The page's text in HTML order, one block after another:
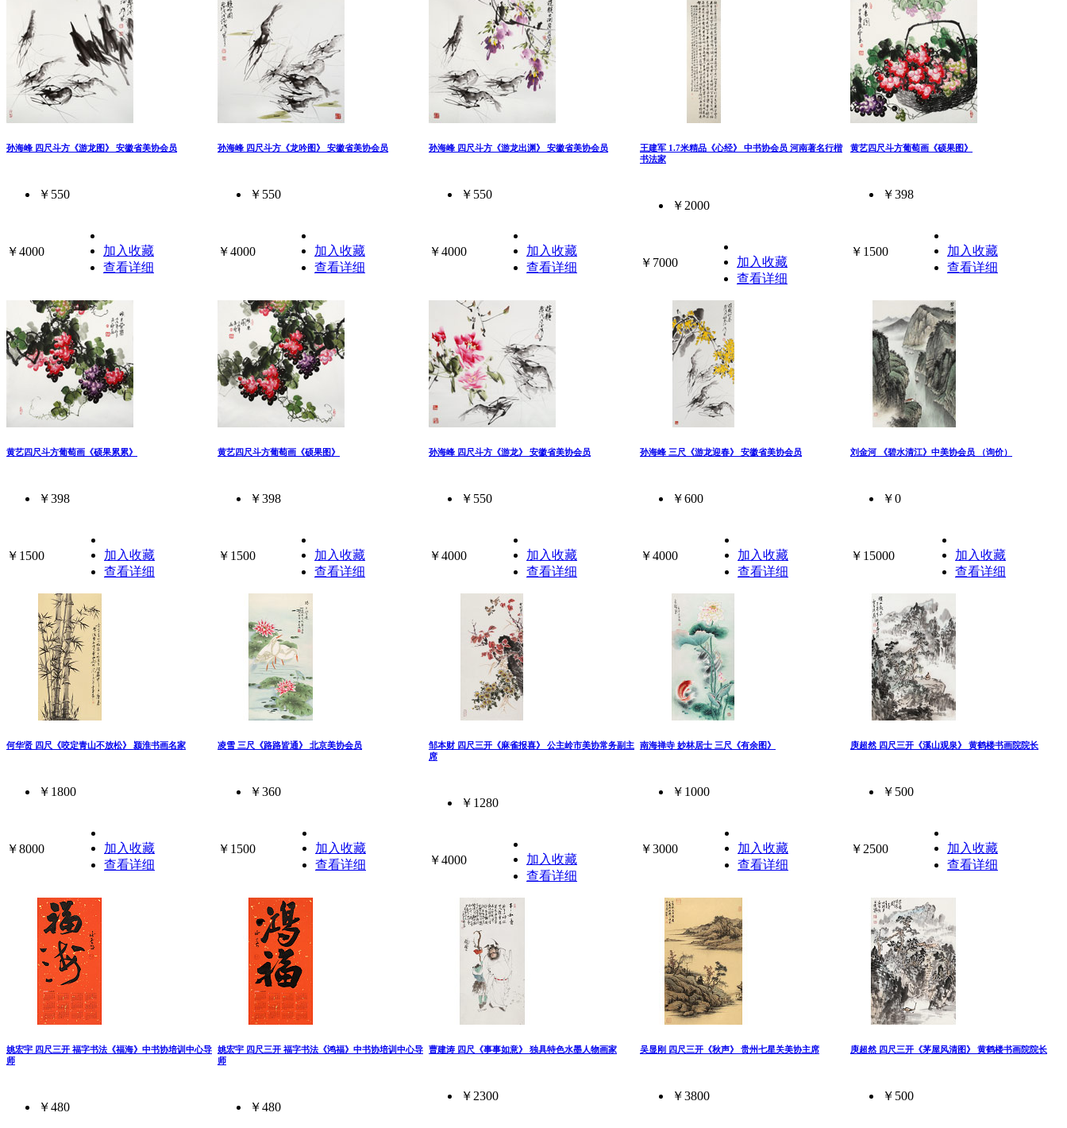
孙海峰 四尺斗方《游龙图》 安徽省美协会员
￥550
￥4000
加入收藏
查看详细
孙海峰 四尺斗方《龙吟图》 安徽省美协会员
￥550
￥4000
加入收藏
查看详细
孙海峰 四尺斗方《游龙出渊》 安徽省美协会员
￥550
￥4000
加入收藏
查看详细
王建军 1.7米精品《心经》 中书协会员 河南著名行楷
书法家
￥2000
￥7000
加入收藏
查看详细
黄艺四尺斗方葡萄画《硕果图》
￥398
￥1500
加入收藏
查看详细
黄艺四尺斗方葡萄画《硕果累累》
￥398
￥1500
加入收藏
查看详细
黄艺四尺斗方葡萄画《硕果图》
￥398
￥1500
加入收藏
查看详细
孙海峰 四尺斗方《游龙》 安徽省美协会员
￥550
￥4000
加入收藏
查看详细
孙海峰 三尺《游龙迎春》 安徽省美协会员
￥600
￥4000
加入收藏
查看详细
刘金河 《碧水清江》中美协会员 （询价）
￥0
￥15000
加入收藏
查看详细
何华贤 四尺《咬定青山不放松》 颍淮书画名家
￥1800
￥8000
加入收藏
查看详细
凌雪 三尺《路路皆通》 北京美协会员
￥360
￥1500
加入收藏
查看详细
邹本财 四尺三开《麻雀报喜》 公主岭市美协常务副主
席
￥1280
￥4000
加入收藏
查看详细
南海禅寺 妙林居士 三尺《有余图》
￥1000
￥3000
加入收藏
查看详细
庾超然 四尺三开《溪山观泉》 黄鹤楼书画院院长
￥500
￥2500
加入收藏
查看详细
姚宏宇 四尺三开 福字书法《福海》中书协培训中心导
师
￥480
姚宏宇 四尺三开 福字书法《鸿福》中书协培训中心导
师
￥480
曹建涛 四尺《事事如意》 独具特色水墨人物画家
￥2300
吴显刚 四尺三开《秋声》 贵州七星关美协主席
￥3800
庾超然 四尺三开《茅屋风清图》 黄鹤楼书画院院长
￥500